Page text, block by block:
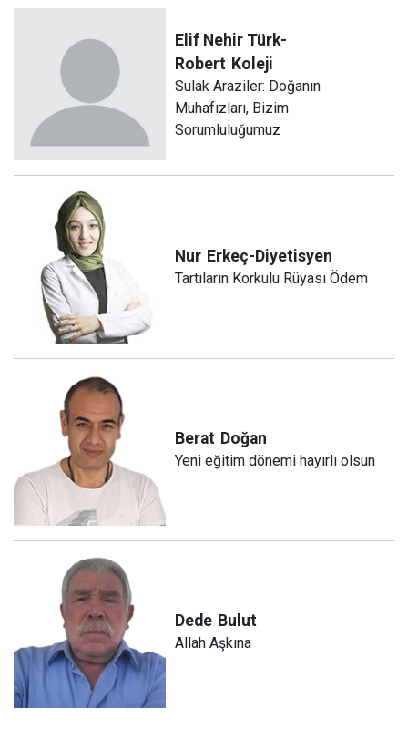
Elif Nehir Türk-
Robert Koleji
Sulak Araziler: Doğanın
Muhafızları, Bizim
Sorumluluğumuz
Nur Erkeç-Diyetisyen
Tartıların Korkulu Rüyası Ödem
Berat Doğan
Yeni eğitim dönemi hayırlı olsun
Dede Bulut
Allah Aşkına